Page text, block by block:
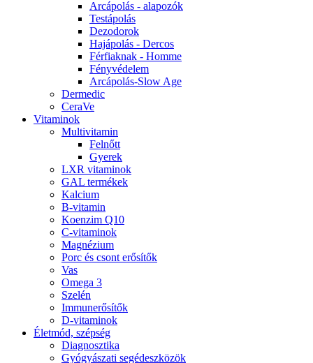
Arcápolás - alapozók
Testápolás
Dezodorok
Hajápolás - Dercos
Férfiaknak - Homme
Fényvédelem
Arcápolás-Slow Age
Dermedic
CeraVe
Vitaminok
Multivitamin
Felnőtt
Gyerek
LXR vitaminok
GAL termékek
Kalcium
B-vitamin
Koenzim Q10
C-vitaminok
Magnézium
Porc és csont erősítők
Vas
Omega 3
Szelén
Immunerősítők
D-vitaminok
Életmód, szépség
Diagnosztika
Gyógyászati segédeszközök